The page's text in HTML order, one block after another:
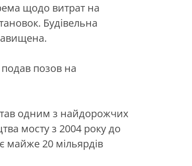
щодо витрат на
Будівельна
позов на
одним з найдорожчих
мосту з 2004 року до
майже 20 мільярдів